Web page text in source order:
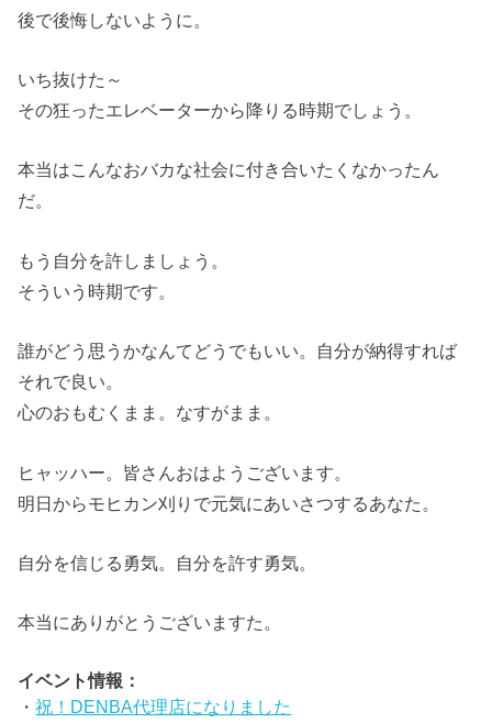
後で後悔しないように。
いち抜けた～
その狂ったエレベーターから降りる時期でしょう。
本当はこんなおバカな社会に付き合いたくなかったん
だ。
もう自分を許しましょう。
そういう時期です。
誰がどう思うかなんてどうでもいい。自分が納得すれば
それで良い。
心のおもむくまま。なすがまま。
ヒャッハー。皆さんおはようございます。
明日からモヒカン刈りで元気にあいさつするあなた。
自分を信じる勇気。自分を許す勇気。
本当にありがとうございますた。
イベント情報：
・祝！DENBA代理店になりました